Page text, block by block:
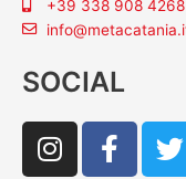
+39 338 908 4268
SOCIAL
I
n
F
a
T
w